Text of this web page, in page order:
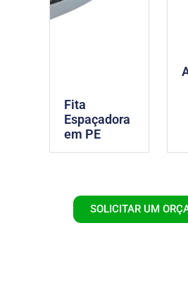
Fita
Espaçadora
em PE
SOLICITAR UM